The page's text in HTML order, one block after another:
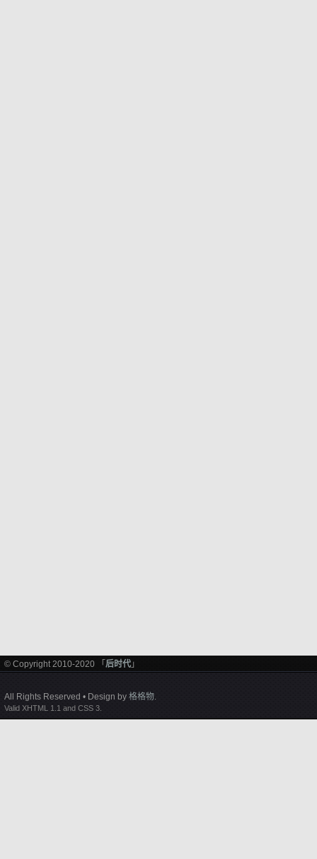
© Copyright 2010-2020 「 后时代 」
All Rights Reserved • Design by 格格物.
Valid XHTML 1.1 and CSS 3.